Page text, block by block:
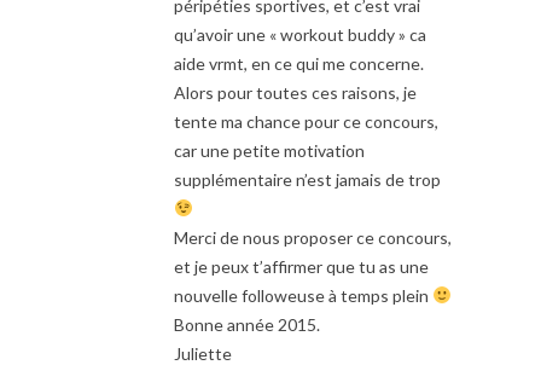
péripéties sportives, et c’est vrai
qu’avoir une « workout buddy » ca
aide vrmt, en ce qui me concerne.
Alors pour toutes ces raisons, je
tente ma chance pour ce concours,
car une petite motivation
supplémentaire n’est jamais de trop
Merci de nous proposer ce concours,
et je peux t’affirmer que tu as une
nouvelle followeuse à temps plein
Bonne année 2015.
Juliette